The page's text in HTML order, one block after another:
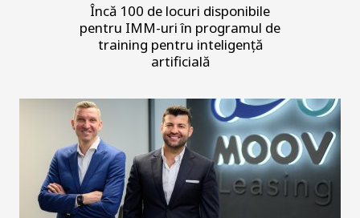
Încă 100 de locuri disponibile
pentru IMM-uri în programul de
training pentru inteligență
artificială